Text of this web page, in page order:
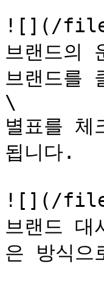
![](/files/
브랜드의
브랜드를
\
별표를 체
됩니다.
![](/files/
브랜드
은 방식으